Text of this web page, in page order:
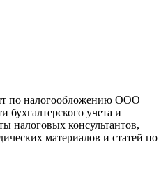
по налогообложению ООО
учета и
налоговых консультантов,
материалов и статей по